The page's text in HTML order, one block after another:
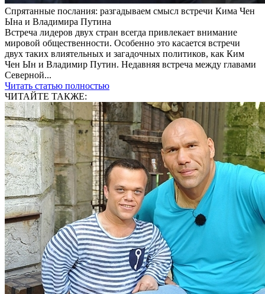
Спрятанные послания: разгадываем смысл встречи Кима Чен
Ына и Владимира Путина
Встреча лидеров двух стран всегда привлекает внимание
мировой общественности. Особенно это касается встречи
двух таких влиятельных и загадочных политиков, как Ким
Чен Ын и Владимир Путин. Недавняя встреча между главами
Северной...
Читать статью полностью
ЧИТАЙТЕ ТАКЖЕ: